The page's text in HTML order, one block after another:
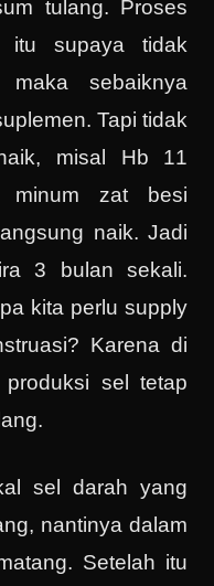
tulang. Proses
itu supaya tidak
sebaiknya
Tapi tidak
misal Hb 11
minum zat besi
naik. Jadi
3 bulan sekali.
kita perlu supply
Karena di
sel tetap
sel darah yang
nantinya dalam
Setelah itu